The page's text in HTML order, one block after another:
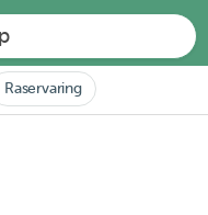
Raservaring